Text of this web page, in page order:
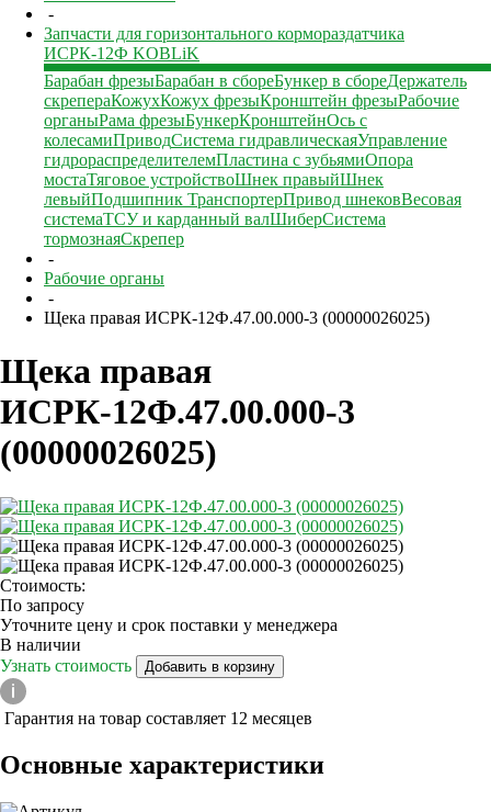
-
Запчасти для горизонтального кормораздатчика
ИСРК-12Ф KOBLiK
Барабан фрезыБарабан в сбореБункер в сбореДержатель
скрепераКожухКожух фрезыКронштейн фрезыРабочие
органыРама фрезыБункерКронштейнОсь с
колесамиПриводСистема гидравлическаяУправление
гидрораспределителемПластина с зубьямиОпора
мостаТяговое устройствоШнек правыйШнек
левыйПодшипник ТранспортерПривод шнековВесовая
системаТСУ и карданный валШиберСистема
тормознаяСкрепер
-
Рабочие органы
-
Щека правая ИСРК-12Ф.47.00.000-3 (00000026025)
Щека правая
ИСРК-12Ф.47.00.000-3
(00000026025)
Стоимость:
По запросу
Уточните цену и срок поставки у менеджера
В наличии
Узнать стоимость
Добавить в корзину
Гарантия на товар составляет 12 месяцев
Основные характеристики